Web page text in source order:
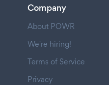
Company
About POWR
We're hiring!
Terms of Service
Privacy